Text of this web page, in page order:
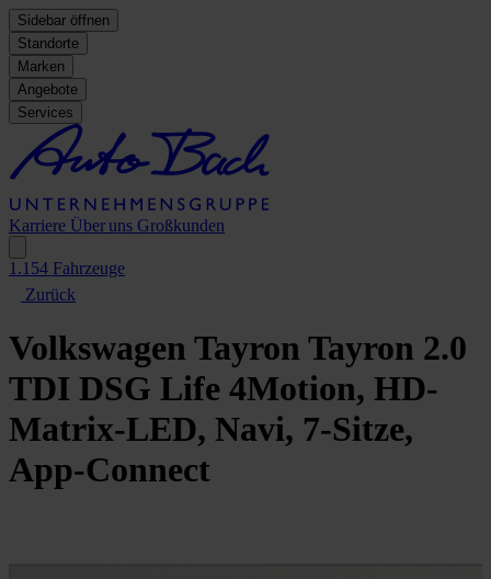
Sidebar öffnen
Standorte
Marken
Angebote
Services
Karriere Über uns Großkunden
1.154 Fahrzeuge
Zurück
Volkswagen Tayron Tayron 2.0
TDI DSG Life 4Motion, HD-
Matrix-LED, Navi, 7-Sitze,
App-Connect